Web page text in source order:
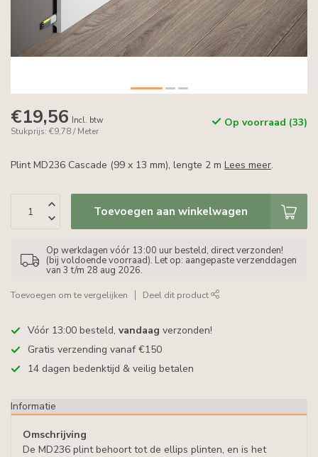
€19,56 Incl. btw
Stukprijs: €9,78 / Meter
Op voorraad (33)
Plint MD236 Cascade (99 x 13 mm), lengte 2 m Lees meer.
Toevoegen aan winkelwagen
Op werkdagen vóór 13:00 uur besteld, direct verzonden!
(bij voldoende voorraad). Let op: aangepaste verzenddagen
van 3 t/m 28 aug 2026.
Toevoegen om te vergelijken Deel dit product
Vóór 13:00 besteld, vandaag verzonden!
Gratis verzending vanaf €150
14 dagen bedenktijd & veilig betalen
Informatie
Omschrijving
De MD236 plint behoort tot de ellips plinten, en is het